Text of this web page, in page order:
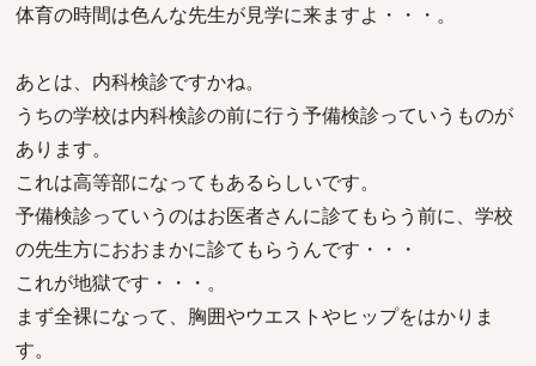
体育の時間は色んな先生が見学に来ますよ・・・。
あとは、内科検診ですかね。
うちの学校は内科検診の前に行う予備検診っていうものが
あります。
これは高等部になってもあるらしいです。
予備検診っていうのはお医者さんに診てもらう前に、学校
の先生方におおまかに診てもらうんです・・・
これが地獄です・・・。
まず全裸になって、胸囲やウエストやヒップをはかりま
す。